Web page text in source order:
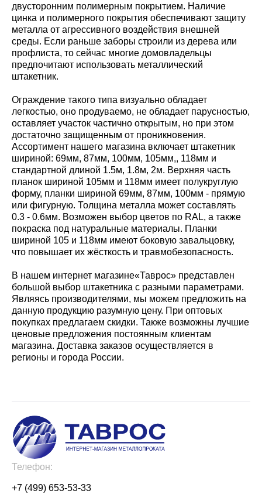
двусторонним полимерным покрытием. Наличие
цинка и полимерного покрытия обеспечивают защиту
металла от агрессивного воздействия внешней
среды. Если раньше заборы строили из дерева или
профлиста, то сейчас многие домовладельцы
предпочитают использовать металлический
штакетник.
Ограждение такого типа визуально обладает
легкостью, оно продуваемо, не обладает парусностью,
оставляет участок частично открытым, но при этом
достаточно защищенным от проникновения.
Ассортимент нашего магазина включает штакетник
шириной: 69мм, 87мм, 100мм, 105мм,, 118мм и
стандартной длиной 1.5м, 1.8м, 2м. Верхняя часть
планок шириной 105мм и 118мм имеет полукруглую
форму, планки шириной 69мм, 87мм, 100мм - прямую
или фигурную. Толщина металла может составлять
0.3 - 0.6мм. Возможен выбор цветов по RAL, а также
покраска под натуральные материалы. Планки
шириной 105 и 118мм имеют боковую завальцовку,
что повышает их жёсткость и травмобезопасность.
В нашем интернет магазине«Таврос» представлен
большой выбор штакетника с разными параметрами.
Являясь производителями, мы можем предложить на
данную продукцию разумную цену. При оптовых
покупках предлагаем скидки. Также возможны лучшие
ценовые предложения постоянным клиентам
магазина. Доставка заказов осуществляется в
регионы и города России.
Телефон:
+7 (499) 653-53-33